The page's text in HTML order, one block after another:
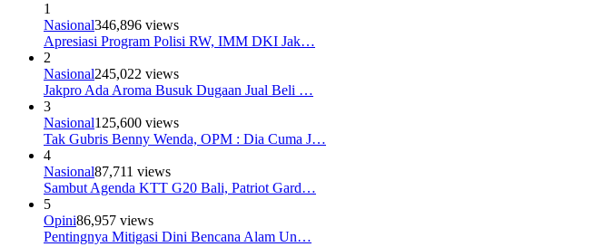
1
Nasional346,896 views
Apresiasi Program Polisi RW, IMM DKI Jak…
2
Nasional245,022 views
Jakpro Ada Aroma Busuk Dugaan Jual Beli …
3
Nasional125,600 views
Tak Gubris Benny Wenda, OPM : Dia Cuma J…
4
Nasional87,711 views
Sambut Agenda KTT G20 Bali, Patriot Gard…
5
Opini86,957 views
Pentingnya Mitigasi Dini Bencana Alam Un…